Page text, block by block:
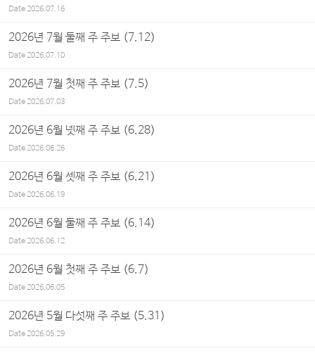
Date2026.07.16
2026년 7월 둘째 주 주보 (7.12)
Date2026.07.10
2026년 7월 첫째 주 주보 (7.5)
Date2026.07.03
2026년 6월 넷째 주 주보 (6.28)
Date2026.06.26
2026년 6월 셋째 주 주보 (6.21)
Date2026.06.19
2026년 6월 둘째 주 주보 (6.14)
Date2026.06.12
2026년 6월 첫째 주 주보 (6.7)
Date2026.06.05
2026년 5월 다섯째 주 주보 (5.31)
Date2026.05.29